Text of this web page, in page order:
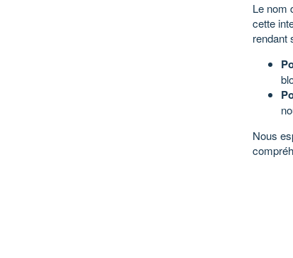
Le nom
cette
rendant
Nous